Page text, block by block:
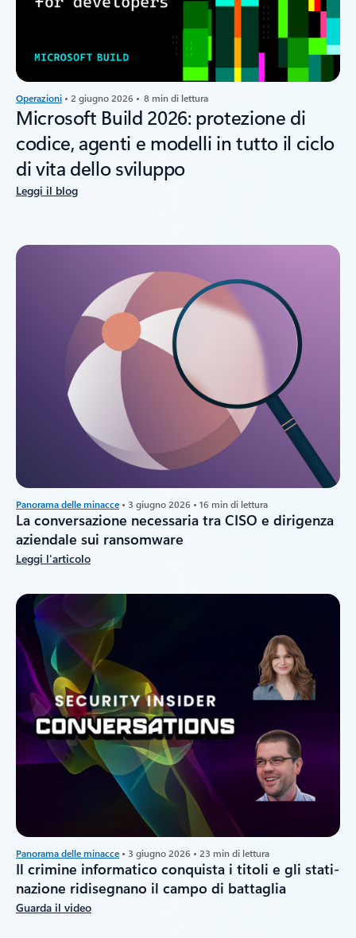
Operazioni • 2 giugno 2026 • 8 min di lettura
Microsoft Build 2026: protezione di
codice, agenti e modelli in tutto il ciclo
di vita dello sviluppo
Leggi il blog
Panorama delle minacce • 3 giugno 2026 • 16 min di lettura
La conversazione necessaria tra CISO e dirigenza
aziendale sui ransomware
Leggi l'articolo
Panorama delle minacce • 3 giugno 2026 • 23 min di lettura
Il crimine informatico conquista i titoli e gli stati-
nazione ridisegnano il campo di battaglia
Guarda il video